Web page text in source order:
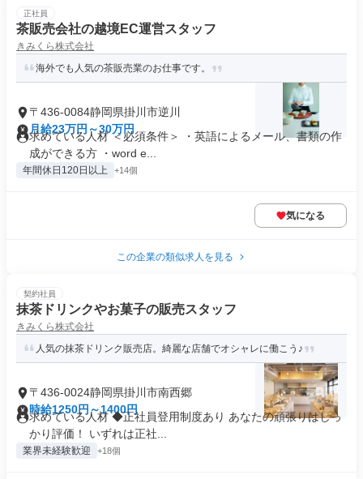
正社員
茶販売会社の越境EC運営スタッフ
きみくら株式会社
海外でも人気の茶販売業のお仕事です。
〒436-0084静岡県掛川市逆川
月給23万円～30万円
求めている人材 ＜必須条件＞ ・英語によるメール、書類の作
成ができる方 ・word e...
年間休日120日以上 +14個
気になる
この企業の類似求人を見る
契約社員
抹茶ドリンクやお菓子の販売スタッフ
きみくら株式会社
人気の抹茶ドリンク販売店。綺麗な店舗でオシャレに働こう♪
〒436-0024静岡県掛川市南西郷
時給1250円～1400円
求めている人材 ◆正社員登用制度あり あなたの頑張りはしっ
かり評価！ いずれは正社...
業界未経験歓迎 +18個